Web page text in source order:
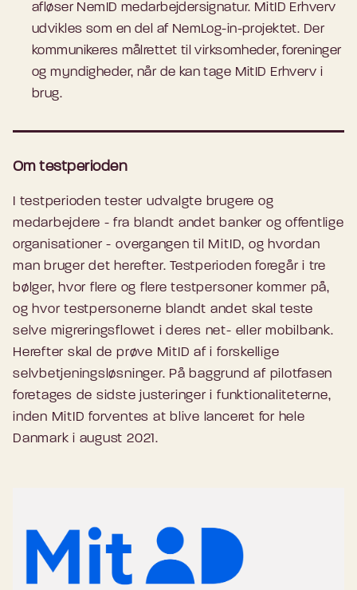
afløser NemID medarbejdersignatur. MitID Erhverv
udvikles som en del af NemLog-in-projektet. Der
kommunikeres målrettet til virksomheder, foreninger
og myndigheder, når de kan tage MitID Erhverv i
brug.
Om testperioden
I testperioden tester udvalgte brugere og
medarbejdere - fra blandt andet banker og offentlige
organisationer - overgangen til MitID, og hvordan
man bruger det herefter. Testperioden foregår i tre
bølger, hvor flere og flere testpersoner kommer på,
og hvor testpersonerne blandt andet skal teste
selve migreringsflowet i deres net- eller mobilbank.
Herefter skal de prøve MitID af i forskellige
selvbetjeningsløsninger. På baggrund af pilotfasen
foretages de sidste justeringer i funktionaliteterne,
inden MitID forventes at blive lanceret for hele
Danmark i august 2021.